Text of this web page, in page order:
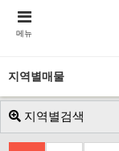
메뉴
지역별매물
지역별검색